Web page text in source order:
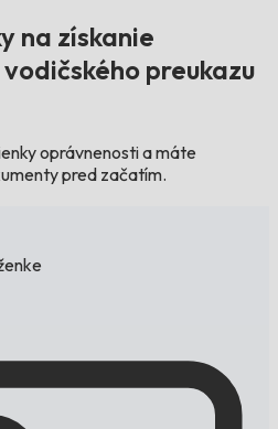
na získanie
preukazu
oprávnenosti a máte
pred začatím.